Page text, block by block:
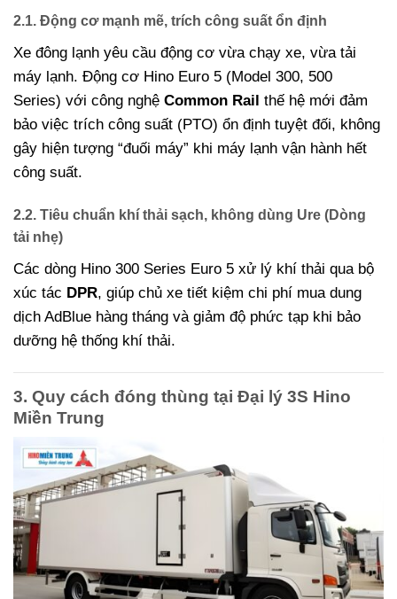
2.1. Động cơ mạnh mẽ, trích công suất ổn định
Xe đông lạnh yêu cầu động cơ vừa chạy xe, vừa tải
máy lạnh. Động cơ Hino Euro 5 (Model 300, 500
Series) với công nghệ Common Rail thế hệ mới đảm
bảo việc trích công suất (PTO) ổn định tuyệt đối, không
gây hiện tượng “đuối máy” khi máy lạnh vận hành hết
công suất.
2.2. Tiêu chuẩn khí thải sạch, không dùng Ure (Dòng
tải nhẹ)
Các dòng Hino 300 Series Euro 5 xử lý khí thải qua bộ
xúc tác DPR, giúp chủ xe tiết kiệm chi phí mua dung
dịch AdBlue hàng tháng và giảm độ phức tạp khi bảo
dưỡng hệ thống khí thải.
3. Quy cách đóng thùng tại Đại lý 3S Hino
Miền Trung